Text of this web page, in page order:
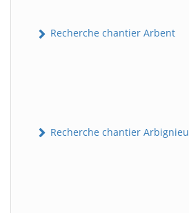
Recherche chantier Arbent
Recherche chantier Arbignieu